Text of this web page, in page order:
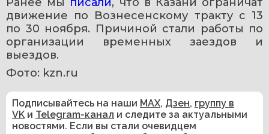
движение по Вознесенскому тракту с 13
по 30 ноября. Причиной стали работы по
организации временных заездов и
выездов.
Фото: kzn.ru
Подписывайтесь на наши MAX, Дзен, группу в
VK и Telegram-канал и следите за актуальными
новостями. Если вы стали очевидцем